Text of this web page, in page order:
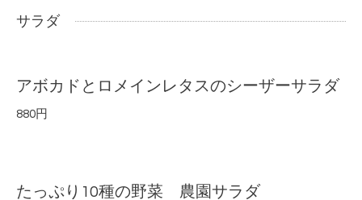
サラダ
アボカドとロメインレタスのシーザーサラダ
880円
たっぷり10種の野菜 農園サラダ